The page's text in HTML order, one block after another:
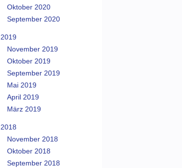
Oktober 2020
September 2020
2019
November 2019
Oktober 2019
September 2019
Mai 2019
April 2019
März 2019
2018
November 2018
Oktober 2018
September 2018